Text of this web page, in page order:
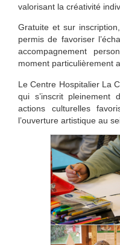
valorisant la créativité
Gratuite et sur
permis de favoriser
accompagnement
moment particulièrement
Le Centre Hospitalier La
qui s’inscrit pleinement
actions culturelles
l’ouverture artistique au